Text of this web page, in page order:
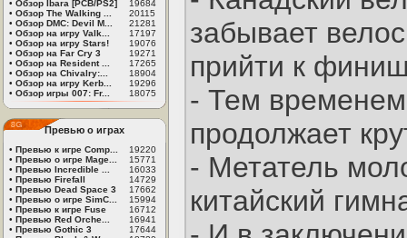
• Обзор Ibara [PCB/PS2]
19684
• Обзор The Walking ...
20115
• Обзор DMC: Devil M...
21281
• Обзор на игру Valk...
17197
• Обзор на игру Stars!
19076
• Обзор на Far Cry 3
19271
• Обзор на Resident ...
17265
• Обзор на Chivalry:...
18904
• Обзор на игру Kerb...
19296
• Обзор игры 007: Fr... 18075
Превью о играх
• Превью к игре Comp...
19220
• Превью о игре Mage...
15771
• Превью Incredible ...
16033
• Превью Firefall
14729
• Превью Dead Space 3
17662
• Превью о игре SimC...
15994
• Превью к игре Fuse
16712
• Превью Red Orche...
16941
• Превью Gothic 3
17644
забывает
прийти к
- Тем временем
продолжает
- Метатель
китайский